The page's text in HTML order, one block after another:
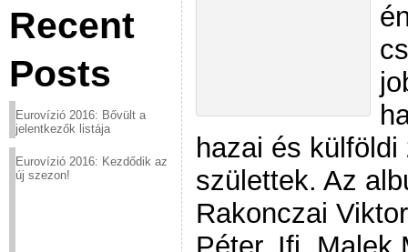
Recent
Posts
Eurovízió 2016: Bővült a
jelentkezők listája
Eurovízió 2016: Kezdődik az
új szezon!
hazai és
születtek. Az
Rakonczai